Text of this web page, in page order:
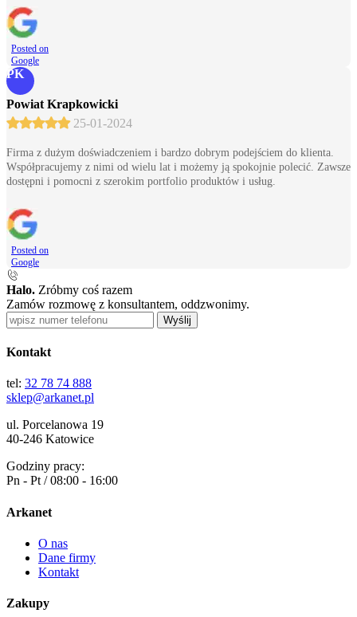
Posted on
Google
PK
Powiat Krapkowicki
25-01-2024
Firma z dużym doświadczeniem i bardzo dobrym podejściem do klienta.
Współpracujemy z nimi od wielu lat i możemy ją spokojnie polecić. Zawsze
dostępni i pomocni z szerokim portfolio produktów i usług.
Posted on
Google
Halo. Zróbmy coś razem
Zamów rozmowę z konsultantem, oddzwonimy.
Wyślij
Kontakt
tel: 32 78 74 888
sklep@arkanet.pl
ul. Porcelanowa 19
40-246 Katowice
Godziny pracy:
Pn - Pt / 08:00 - 16:00
Arkanet
O nas
Dane firmy
Kontakt
Zakupy